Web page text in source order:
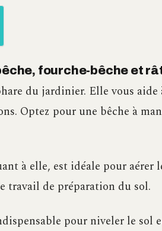
fourche-bêche et
du jardinier. Elle vous
Optez pour une bêche à
à elle, est idéale pour aérer
travail de préparation du sol.
pour niveler le sol